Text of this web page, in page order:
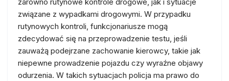
związane z wypadkami drogowymi. W przypadku
rutynowych kontroli, funkcjonariusze mogą
zdecydować się na przeprowadzenie testu, jeśli
zauważą podejrzane zachowanie kierowcy, takie jak
niepewne prowadzenie pojazdu czy wyraźne objawy
odurzenia. W takich sytuacjach policja ma prawo do